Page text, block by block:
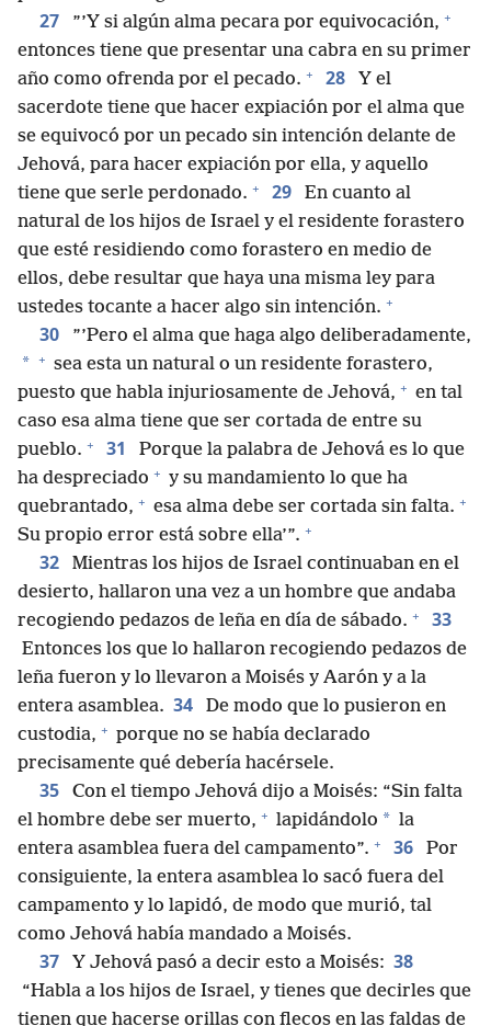
27 ”’Y si algún alma pecara por equivocación, +
entonces tiene que presentar una cabra en su primer
año como ofrenda por el pecado. + 28
Y el
sacerdote tiene que hacer expiación por el alma que
se equivocó por un pecado sin intención delante de
Jehová, para hacer expiación por ella, y aquello
tiene que serle perdonado. + 29
En cuanto al
natural de los hijos de Israel y el residente forastero
que esté residiendo como forastero en medio de
ellos, debe resultar que haya una misma ley para
ustedes tocante a hacer algo sin intención. +
30 ”’Pero el alma que haga algo deliberadamente,
* + sea esta un natural o un residente forastero,
puesto que habla injuriosamente de Jehová, + en tal
caso esa alma tiene que ser cortada de entre su
pueblo. + 31
Porque la palabra de Jehová es lo que
ha despreciado + y su mandamiento lo que ha
quebrantado, + esa alma debe ser cortada sin falta. +
Su propio error está sobre ella’”. +
32
Mientras los hijos de Israel continuaban en el
desierto, hallaron una vez a un hombre que andaba
recogiendo pedazos de leña en día de sábado. + 33
Entonces los que lo hallaron recogiendo pedazos de
leña fueron y lo llevaron a Moisés y Aarón y a la
entera asamblea. 34
De modo que lo pusieron en
custodia, + porque no se había declarado
precisamente qué debería hacérsele.
35
Con el tiempo Jehová dijo a Moisés: “Sin falta
el hombre debe ser muerto, + lapidándolo * la
entera asamblea fuera del campamento”. + 36
Por
consiguiente, la entera asamblea lo sacó fuera del
campamento y lo lapidó, de modo que murió, tal
como Jehová había mandado a Moisés.
37 Y Jehová pasó a decir esto a Moisés: 38
“Habla a los hijos de Israel, y tienes que decirles que
tienen que hacerse orillas con flecos en las faldas de